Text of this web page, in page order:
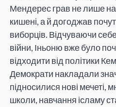
Мендерес грав не лише на
кишені, а й догоджав
виборців. Відчуваючи
війни, Іньоню вже було
відходити від політики
Демократи накладали
підносилися нові мечеті,
школи, навчання ісламу